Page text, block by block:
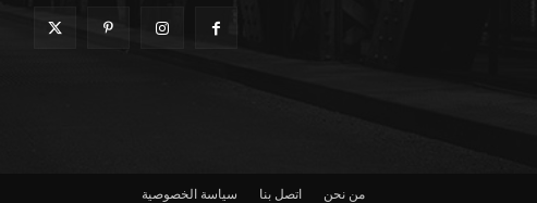
من نحن اتصل بنا سياسة الخصوصية